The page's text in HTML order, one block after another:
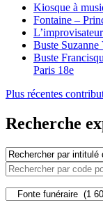
Kiosque à
Fontaine –
Buste
Buste
Paris 18e
Plus récentes
Recherche